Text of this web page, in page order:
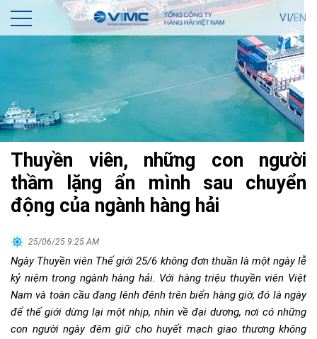
VI/EN
Thuyền viên, những con người
thầm lặng ẩn mình sau chuyển
động của ngành hàng hải
25/06/25 9:25 AM
Ngày Thuyền viên Thế giới 25/6 không đơn thuần là một ngàylễ
kỷ niệm trong ngành hàng hải. Với hàng triệu thuyền viên Việt
Nam và toàn cầuđang lênh đênh trên biển hàng giờ, đó là ngày
để thế giới dừng lại một nhịp, nhìn về đại dương, nơi có những
con người ngày đêm giữ cho huyết mạch giao thương không